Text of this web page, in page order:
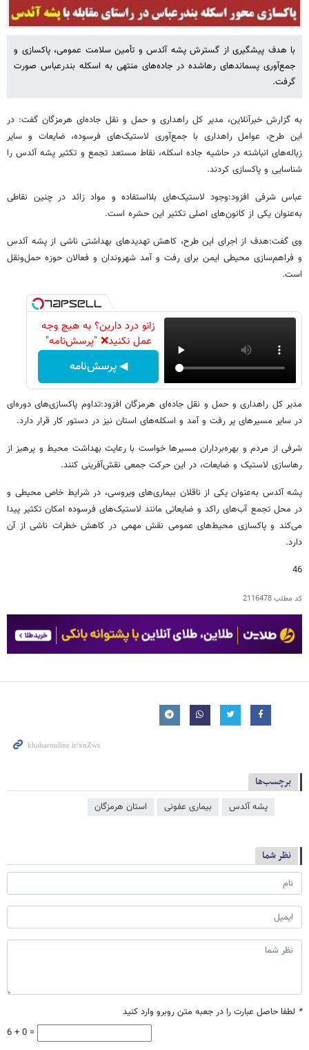
با هدف پیشگیری از گسترش پشه آئدس و تأمین سلامت عمومی، پاکسازی و
جمع‌آوری پسماندهای رهاشده در جاده‌های منتهی به اسکله بندرعباس صورت
گرفت.
به گزارش خبرآنلاین، مدیر کل راهداری و حمل و نقل جاده‌ای هرمزگان گفت: در
این طرح، عوامل راهداری با جمع‌آوری لاستیک‌های فرسوده، ضایعات و سایر
زباله‌های انباشته در حاشیه جاده اسکله، نقاط مستعد تجمع و تکثیر پشه آئدس را
شناسایی و پاکسازی کردند.
عباس شرفی افزود:وجود لاستیک‌های بلااستفاده و مواد زائد در چنین نقاطی
به‌عنوان یکی از کانون‌های اصلی تکثیر این حشره است.
وی گفت:هدف از اجرای این طرح، کاهش تهدیدهای بهداشتی ناشی از پشه آئدس
و فراهم‌سازی محیطی ایمن برای رفت و آمد شهروندان و فعالان حوزه حمل‌ونقل
است.
زانو درد دارین؟ به هیچ وجه
عمل نکنید❌ "پرسش‌نامه"
◀ پرسش‌نامه
مدیر کل راهداری و حمل و نقل جاده‌ای هرمزگان افزود:تداوم پاکسازی‌های دوره‌ای
در سایر مسیرهای پر رفت و آمد و اسکله‌های استان نیز در دستور کار قرار دارد.
شرفی از مردم و بهره‌برداران مسیرها خواست با رعایت بهداشت محیط و پرهیز از
رهاسازی لاستیک و ضایعات، در این حرکت جمعی نقش‌آفرینی کنند.
پشه آئدس به‌عنوان یکی از ناقلان بیماری‌های ویروسی، در شرایط خاص محیطی و
در محل تجمع آب‌های راکد و ضایعاتی مانند لاستیک‌های فرسوده امکان تکثیر پیدا
می‌کند و پاکسازی محیط‌های عمومی نقش مهمی در کاهش خطرات ناشی از آن
دارد.
46
کد مطلب2116478
برچسب‌ها
پشه آئدس بیماری عفونی استان هرمزگان
نظر شما
* لطفا حاصل عبارت را در جعبه متن روبرو وارد کنید
6 + 0 =